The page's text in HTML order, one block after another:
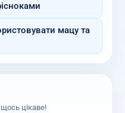
мацу та
цікаве!